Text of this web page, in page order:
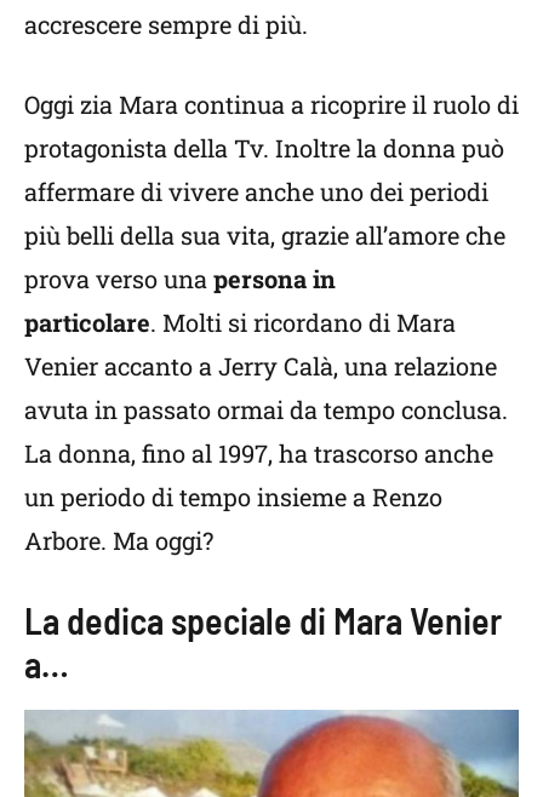
accrescere sempre di più.
Oggi zia Mara continua a ricoprire il ruolo di
protagonista della Tv. Inoltre la donna può
affermare di vivere anche uno dei periodi
più belli della sua vita, grazie all’amore che
prova verso una persona in
particolare. Molti si ricordano di Mara
Venier accanto a Jerry Calà, una relazione
avuta in passato ormai da tempo conclusa.
La donna, fino al 1997, ha trascorso anche
un periodo di tempo insieme a Renzo
Arbore. Ma oggi?
La dedica speciale di Mara Venier
a…